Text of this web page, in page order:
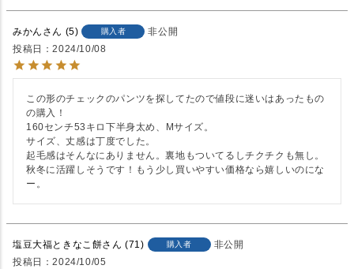
みかん 5 購入者
非公開
投稿日
2024/10/08
この形のチェックのパンツを探してたので値段に迷いはあったもの
の購入！
160センチ53キロ下半身太め、Mサイズ。
サイズ、丈感は丁度でした。
起毛感はそんなにありません。裏地もついてるしチクチクも無し。
秋冬に活躍しそうです！もう少し買いやすい価格なら嬉しいのにな
ー。
塩豆大福ときなこ餅 71 購入者
非公開
投稿日
2024/10/05